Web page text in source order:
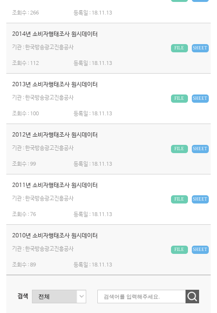
조회수 :266 등록일 : 18.11.13
2014년 소비자행태조사 원시데이터
기관 : 한국방송광고진흥공사 SHEET
FILE
조회수 : 112 등록일 : 18.11.13
2013년 소비자행태조사 원시데이터
기관 : 한국방송광고진흥공사 SHEET
FILE
조회수 : 100 등록일 : 18.11.13
2012년 소비자행태조사 원시데이터
기관 : 한국방송광고진흥공사 SHEET
FILE
조회수 :99 등록일 : 18.11.13
2011년 소비자행태조사 원시데이터
기관 : 한국방송광고진흥공사 SHEET
FILE
조회수 :76 등록일 : 18.11.13
2010년 소비자행태조사 원시데이터
기관 : 한국방송광고진흥공사 SHEET
FILE
조회수 :89 등록일 : 18.11.13
검색